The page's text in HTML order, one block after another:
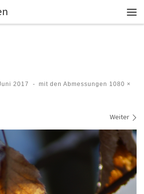
2017 - mit den Abmessungen 1080 ×
Weiter